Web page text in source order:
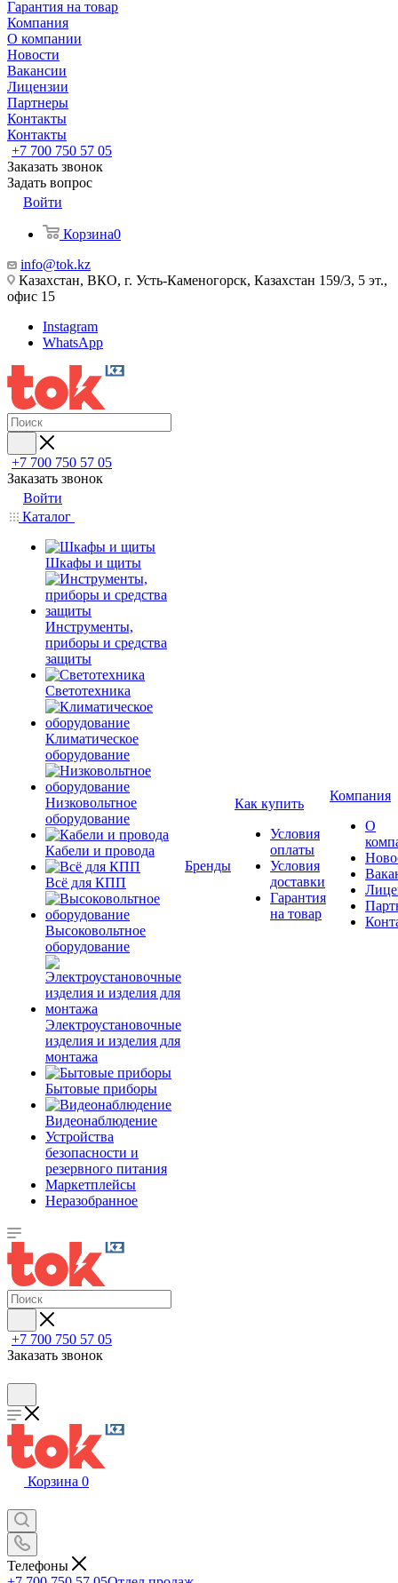
Гарантия на товар
Компания
О компании
Новости
Вакансии
Лицензии
Партнеры
Контакты
Контакты
+7 700 750 57 05
Заказать звонок
Задать вопрос
Войти
Корзина0
info@tok.kz
Казахстан, ВКО, г. Усть-Каменогорск, Казахстан 159/3, 5 эт.,
офис 15
Instagram
WhatsApp
+7 700 750 57 05
Заказать звонок
Войти
Каталог
Шкафы и щиты
Инструменты,
приборы и средства
защиты
Светотехника
Климатическое
оборудование
Низковольтное
оборудование
Кабели и провода
Всё для КПП
Высоковольтное
оборудование
Электроустановочные
изделия и изделия для
монтажа
Бытовые приборы
Видеонаблюдение
Устройства
безопасности и
резервного питания
Маркетплейсы
Неразобранное
Бренды
Как купить
Условия
оплаты
Условия
доставки
Гарантия
на товар
Компания
О
+7 700 750 57 05
Заказать звонок
Корзина 0
Телефоны